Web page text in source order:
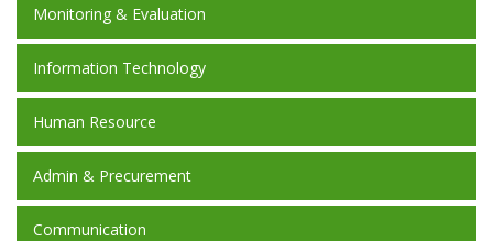
Monitoring & Evaluation
Information Technology
Human Resource
Admin & Precurement
Communication